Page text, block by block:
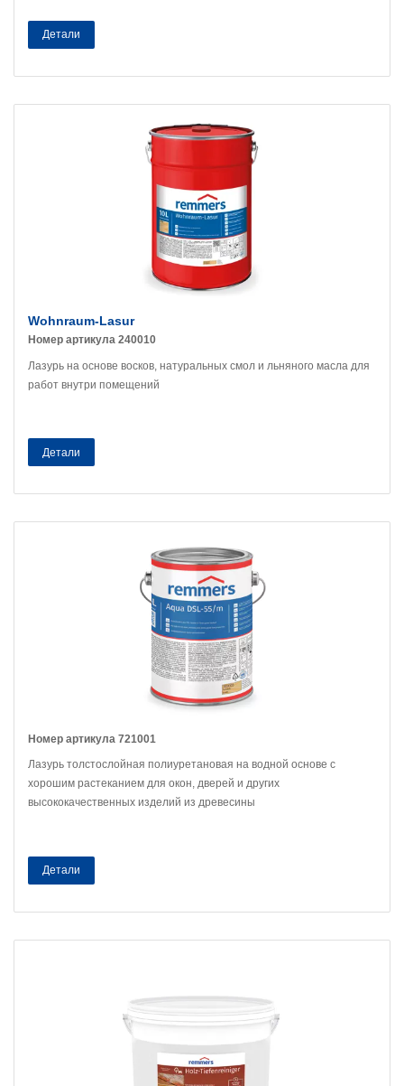
Детали
Wohnraum-Lasur
Номер артикула 240010
Лазурь на основе восков, натуральных смол и льняного масла для
работ внутри помещений
Детали
Номер артикула 721001
Лазурь толстослойная полиуретановая на водной основе с
хорошим растеканием для окон, дверей и других
высококачественных изделий из древесины
Детали